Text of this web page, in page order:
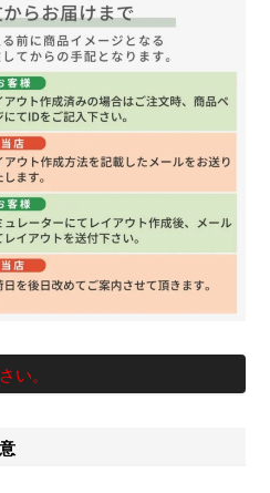
い。